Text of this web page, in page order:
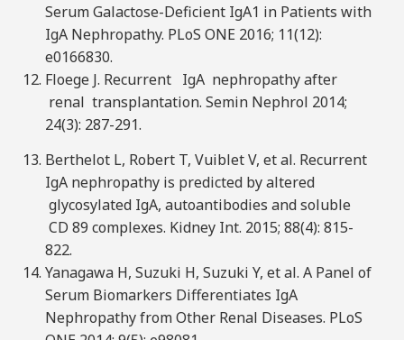
Serum Galactose-Deficient IgA1 in Patients with
IgA Nephropathy. PLoS ONE 2016; 11(12):
e0166830.
Floege J. Recurrent IgA nephropathy after
renal transplantation. Semin Nephrol 2014;
24(3): 287-291.
Berthelot L, Robert T, Vuiblet V, et al. Recurrent
IgA nephropathy is predicted by altered
glycosylated IgA, autoantibodies and soluble
CD 89 complexes. Kidney Int. 2015; 88(4): 815-
822.
Yanagawa H, Suzuki H, Suzuki Y, et al. A Panel of
Serum Biomarkers Differentiates IgA
Nephropathy from Other Renal Diseases. PLoS